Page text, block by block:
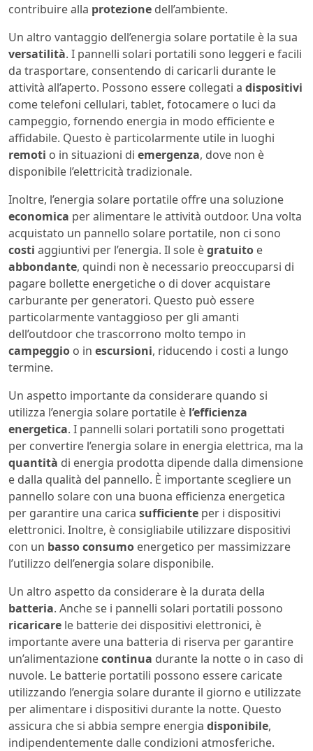
contribuire alla protezione dell’ambiente.
Un altro vantaggio dell’energia solare portatile è la sua
versatilità. I pannelli solari portatili sono leggeri e facili
da trasportare, consentendo di caricarli durante le
attività all’aperto. Possono essere collegati a dispositivi
come telefoni cellulari, tablet, fotocamere o luci da
campeggio, fornendo energia in modo efficiente e
affidabile. Questo è particolarmente utile in luoghi
remoti o in situazioni di emergenza, dove non è
disponibile l’elettricità tradizionale.
Inoltre, l’energia solare portatile offre una soluzione
economica per alimentare le attività outdoor. Una volta
acquistato un pannello solare portatile, non ci sono
costi aggiuntivi per l’energia. Il sole ègratuito e
abbondante, quindi non è necessario preoccuparsi di
pagare bollette energetiche o di dover acquistare
carburante per generatori. Questo può essere
particolarmente vantaggioso per gli amanti
dell’outdoor che trascorrono molto tempo in
campeggio o in escursioni, riducendo i costi a lungo
termine.
Un aspetto importante da considerare quando si
utilizza l’energia solare portatile è l’efficienza
energetica. I pannelli solari portatili sono progettati
per convertire l’energia solare in energia elettrica, ma la
quantità di energia prodotta dipende dalla dimensione
e dalla qualità del pannello. È importante scegliere un
pannello solare con una buona efficienza energetica
per garantire una carica sufficiente per i dispositivi
elettronici. Inoltre, è consigliabile utilizzare dispositivi
con un bassoconsumo energetico per massimizzare
l’utilizzo dell’energia solare disponibile.
Un altro aspetto da considerare è la durata della
batteria. Anche se i pannelli solari portatili possono
ricaricare le batterie dei dispositivi elettronici, è
importante avere una batteria di riserva per garantire
un’alimentazionecontinua durante la notte o in caso di
nuvole. Le batterie portatili possono essere caricate
utilizzando l’energia solare durante il giorno e utilizzate
per alimentare i dispositivi durante la notte. Questo
assicura che si abbia sempre energia disponibile,
indipendentemente dalle condizioni atmosferiche.